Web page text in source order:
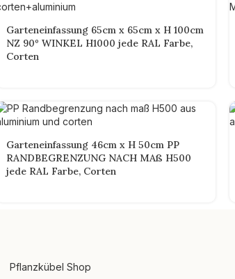
Garteneinfassung 65cm x 65cm x H 100cm
NZ 90º WINKEL H1000 jede RAL Farbe,
Corten
Garteneinfassung 46cm x H 50cm PP
RANDBEGRENZUNG NACH MAß H500
jede RAL Farbe, Corten
Pflanzkübel Shop